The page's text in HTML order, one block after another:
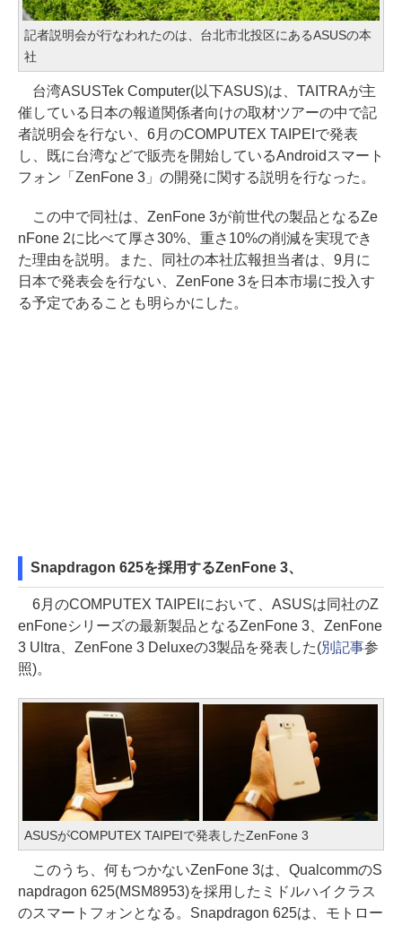
記者説明会が行なわれたのは、台北市北投区にあるASUSの本
社
台湾ASUSTek Computer(以下ASUS)は、TAITRAが主
催している日本の報道関係者向けの取材ツアーの中で記
者説明会を行ない、6月のCOMPUTEX TAIPEIで発表
し、既に台湾などで販売を開始しているAndroidスマート
フォン「ZenFone 3」の開発に関する説明を行なった。
この中で同社は、ZenFone 3が前世代の製品となるZe
nFone 2に比べて厚さ30%、重さ10%の削減を実現でき
た理由を説明。また、同社の本社広報担当者は、9月に
日本で発表会を行ない、ZenFone 3を日本市場に投入す
る予定であることも明らかにした。
Snapdragon 625を採用するZenFone 3、
6月のCOMPUTEX TAIPEIにおいて、ASUSは同社のZ
enFoneシリーズの最新製品となるZenFone 3、ZenFone
3 Ultra、ZenFone 3 Deluxeの3製品を発表した(別記事参
照)。
ASUSがCOMPUTEX TAIPEIで発表したZenFone 3
このうち、何もつかないZenFone 3は、QualcommのS
napdragon 625(MSM8953)を採用したミドルハイクラス
のスマートフォンとなる。Snapdragon 625は、モトロー